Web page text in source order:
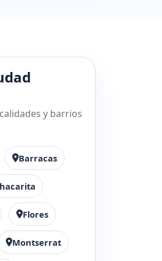
y barrios
Barracas
Flores
Montserrat